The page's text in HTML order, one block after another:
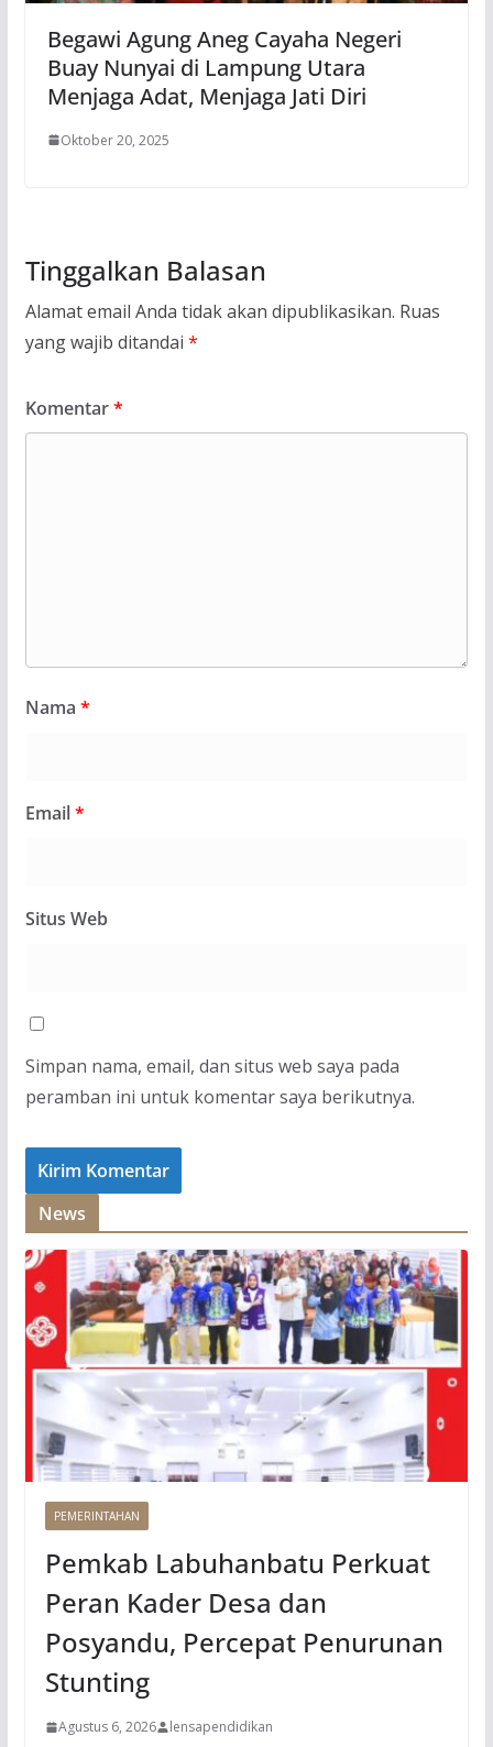
Begawi Agung Aneg Cayaha Negeri
Buay Nunyai di Lampung Utara
Menjaga Adat, Menjaga Jati Diri
Oktober 20, 2025
Tinggalkan Balasan
Alamat email Anda tidak akan dipublikasikan. Ruas
yang wajib ditandai *
Komentar*
Nama *
Email*
Situs Web
Simpan nama, email, dan situs web saya pada
peramban ini untuk komentar saya berikutnya.
News
PEMERINTAHAN
Pemkab Labuhanbatu Perkuat
Peran Kader Desa dan
Posyandu, Percepat Penurunan
Stunting
Agustus 6, 2026 lensapendidikan